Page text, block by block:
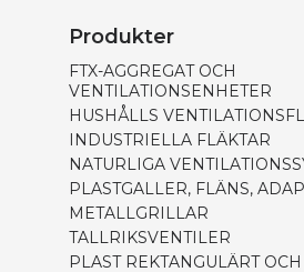
Produkter
FTX-AGGREGAT OCH
VENTILATIONSENHETER
HUSHÅLLS
INDUSTRIELLA FLÄKTAR
NATURLIGA
PLASTGALLER, FLÄNS,
METALLGRILLAR
TALLRIKSVENTILER
PLAST REKTANGULÄRT